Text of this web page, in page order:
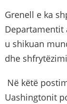
Grenell e ka
Departamentit
u shikuan
dhe
Në këtë
Uashingtonit